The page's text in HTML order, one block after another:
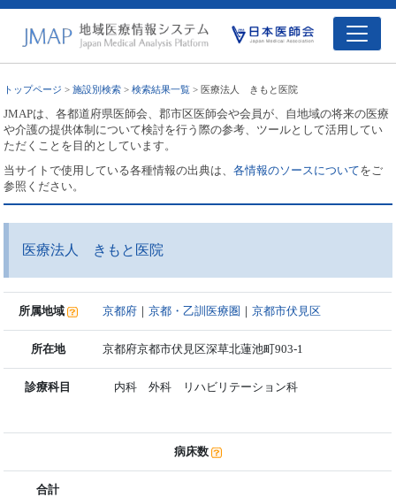
トップページ >施設別検索 >検索結果一覧 > 医療法人 きもと医院
JMAPは、各都道府県医師会、郡市区医師会や会員が、自地域の将来の医療
や介護の提供体制について検討を行う際の参考、ツールとして活用してい
ただくことを目的としています。
当サイトで使用している各種情報の出典は、各情報のソースについてをご
参照ください。
医療法人 きもと医院
所属地域 京都府 ｜京都・乙訓医療圏 ｜京都市伏見区
所在地 京都府京都市伏見区深草北蓮池町903-1
診療科目 内科 外科 リハビリテーション科
病床数
合計